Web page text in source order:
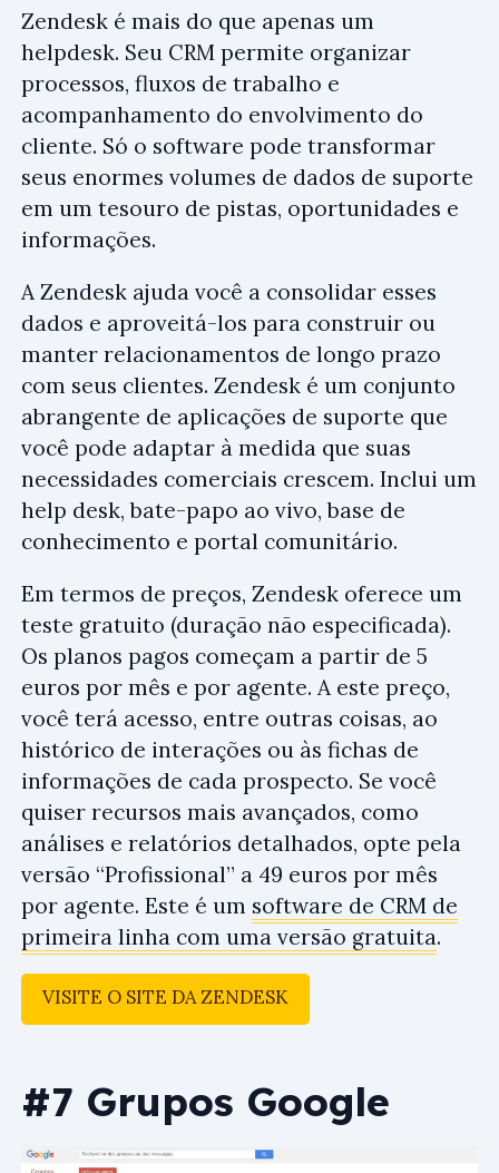
Zendesk é mais do que apenas um
helpdesk. Seu CRM permite organizar
processos, fluxos de trabalho e
acompanhamento do envolvimento do
cliente. Só o software pode transformar
seus enormes volumes de dados de suporte
em um tesouro de pistas, oportunidades e
informações.
A Zendesk ajuda você a consolidar esses
dados e aproveitá-los para construir ou
manter relacionamentos de longo prazo
com seus clientes. Zendesk é um conjunto
abrangente de aplicações de suporte que
você pode adaptar à medida que suas
necessidades comerciais crescem. Inclui um
help desk, bate-papo ao vivo, base de
conhecimento e portal comunitário.
Em termos de preços, Zendesk oferece um
teste gratuito (duração não especificada).
Os planos pagos começam a partir de 5
euros por mês e por agente. A este preço,
você terá acesso, entre outras coisas, ao
histórico de interações ou às fichas de
informações de cada prospecto. Se você
quiser recursos mais avançados, como
análises e relatórios detalhados, opte pela
versão “Profissional” a 49 euros por mês
por agente. Este é um software de CRM de
primeira linha com uma versão gratuita.
VISITE O SITE DA ZENDESK
#7 Grupos Google